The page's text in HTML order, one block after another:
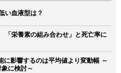
い血液型は？
栄養素の組み合わせ」と死亡率に
に影響するのは平均値より変動幅 ～
に検討～